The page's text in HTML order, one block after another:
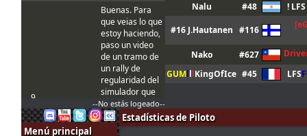
9
ago.
22:46
Aritz:
Buenas. Para
que veias lo que
estoy haciendo,
paso un video
de un tramo de
un rally de
regularidad del
simulador que
estoy haciendo.
Es una
modalidad muy
Nalu
#48
! LFS
#16 J.Hautanen #116
Nako #627
GUMlllKingOfIce #45 LFS
--No estás logeado--
Menú principal
Estadísticas de Piloto